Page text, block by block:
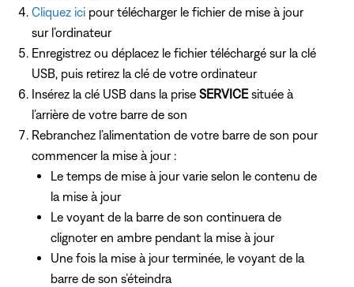
Cliquez ici pour télécharger le fichier de mise à jour
sur l’ordinateur
Enregistrez ou déplacez le fichier téléchargé sur la clé
USB, puis retirez la clé de votre ordinateur
Insérez la clé USB dans la prise SERVICEsituée à
l’arrière de votre barre de son
Rebranchez l’alimentation de votre barre de son pour
commencer la mise à jour :
Le temps de mise à jour varie selon le contenu de
la mise à jour
Le voyant de la barre de son continuera de
clignoter en ambre pendant la mise à jour
Une fois la mise à jour terminée, le voyant de la
barre de son s’éteindra